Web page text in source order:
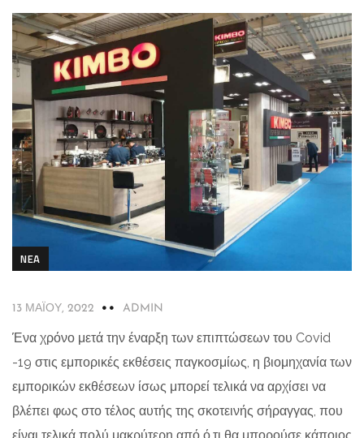
NEA
13 ΜΑΪ́ΟΥ, 2022 ADMIN
Ένα χρόνο μετά την έναρξη των επιπτώσεων του Covid
-19 στις εμπορικές εκθέσεις παγκοσμίως, η βιομηχανία των
εμπορικών εκθέσεων ίσως μπορεί τελικά να αρχίσει να
βλέπει φως στο τέλος αυτής της σκοτεινής σήραγγας, που
είναι τελικά πολύ μακρύτερη από ό,τι θα μπορούσε κάποιος